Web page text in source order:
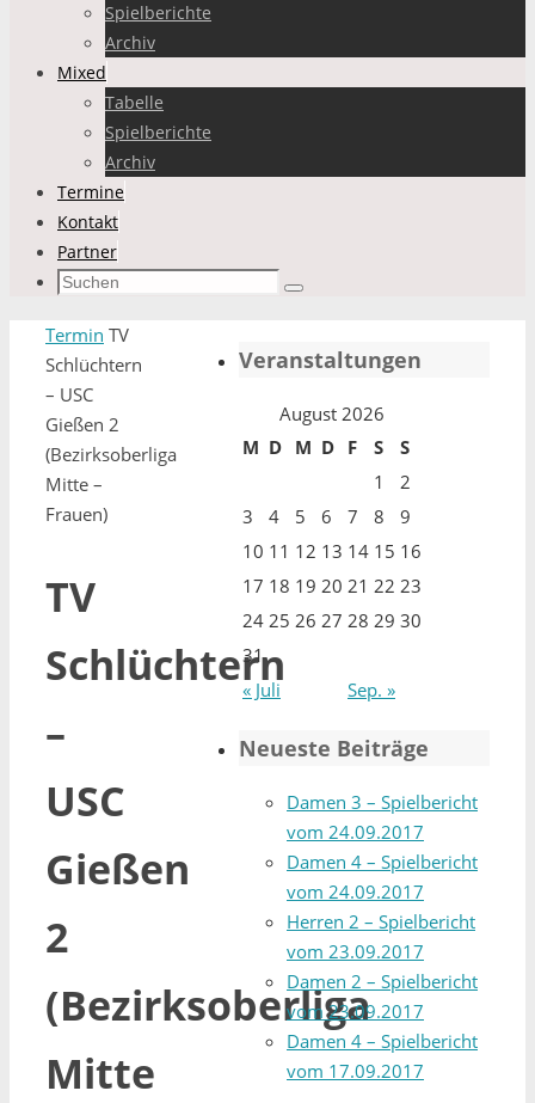
Spielberichte
Archiv
Mixed
Tabelle
Spielberichte
Archiv
Termine
Kontakt
Partner
Suchen
Suchen
Start
Termin TV
Schlüchtern
– USC
Gießen 2
(Bezirksoberliga
Mitte –
Frauen)
TV
Schlüchtern
–
USC
Gießen
2
(Bezirksoberliga
Mitte
Veranstaltungen
August 2026
M D M D F S
S
1
2
3
4 5 6 7 8
9
10 11 12 13 14 15 16
17 18 19 20 21 22 23
24 25 26 27 28 29 30
31
« Juli
Sep. »
Neueste Beiträge
Damen 3 – Spielbericht
vom 24.09.2017
Damen 4 – Spielbericht
vom 24.09.2017
Herren 2 – Spielbericht
vom 23.09.2017
Damen 2 – Spielbericht
vom 23.09.2017
Damen 4 – Spielbericht
vom 17.09.2017